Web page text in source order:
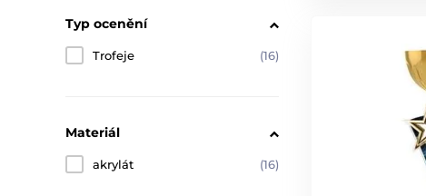
Typ ocenění
Trofeje (16)
Materiál
akrylát (16)